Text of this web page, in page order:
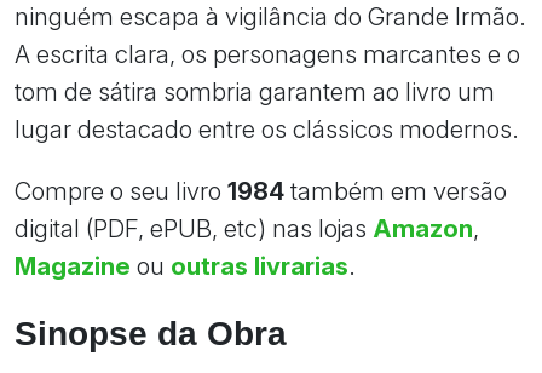
ninguém escapa à vigilância do Grande Irmão.
A escrita clara, os personagens marcantes e o
tom de sátira sombria garantem ao livro um
lugar destacado entre os clássicos modernos.
Compre o seu livro 1984 também em versão
digital (PDF, ePUB, etc) nas lojas Amazon,
Magazine ou outras livrarias.
Sinopse da Obra